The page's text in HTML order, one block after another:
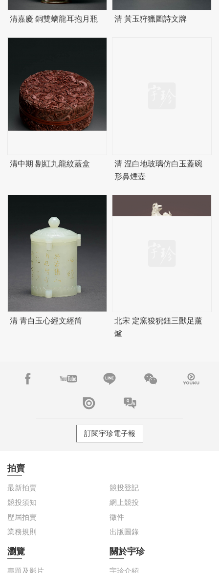
清嘉慶 銅雙螭龍耳抱月瓶 清 黃玉狩獵圖詩文牌
清中期 剔紅九龍紋蓋盒
清 涅白地玻璃仿白玉蓋碗
形鼻煙壺
清 青白玉心經文經筒
北宋 定窯狻猊鈕三獸足薰
爐
訂閱宇珍電子報
拍賣
最新拍賣
競投登記
競投須知
網上競投
歷屆拍賣
徵件
業務規則
出版圖錄
瀏覽
專題及影片
關於宇珍
宇珍介紹